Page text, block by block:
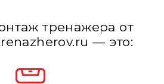
тренажера от
— это: